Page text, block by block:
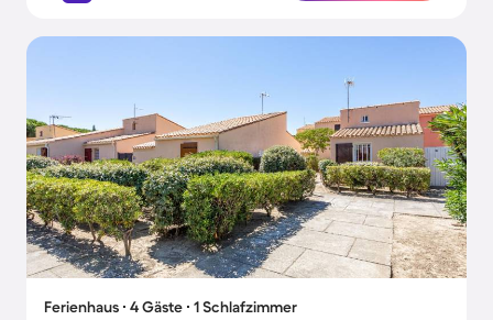
Ferienhaus ∙ 4 Gäste ∙ 1 Schlafzimmer